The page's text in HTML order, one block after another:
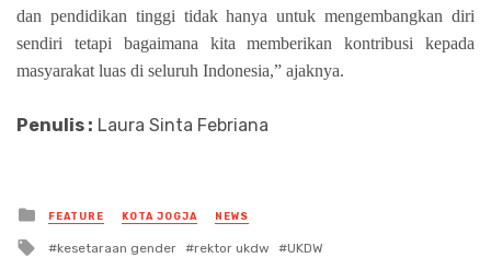
dan pendidikan tinggi tidak hanya untuk mengembangkan diri
sendiri tetapi bagaimana kita memberikan kontribusi kepada
masyarakat luas di seluruh Indonesia,” ajaknya.
Penulis : Laura Sinta Febriana
Posted
in
FEATURE KOTA JOGJA NEWS
Tagged
kesetaraan gender rektor ukdw UKDW